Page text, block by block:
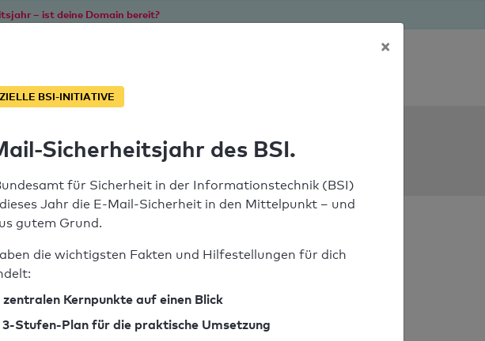
– ist deine Domain bereit?
×
BSI-INITIATIVE
Sicherheitsjahr des BSI.
für Sicherheit in der Informationstechnik (BSI)
Jahr die E-Mail-Sicherheit in den Mittelpunkt – und
gutem Grund.
die wichtigsten Fakten und Hilfestellungen für dich
zentralen Kernpunkte auf einen Blick
3-Stufen-Plan für die praktische Umsetzung